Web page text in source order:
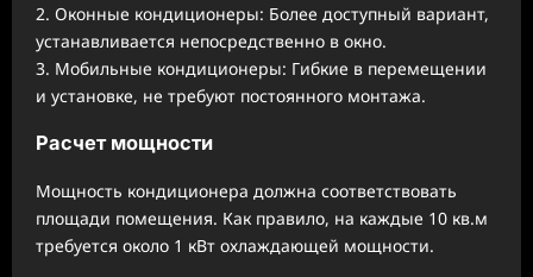
2. Оконные кондиционеры: Более доступный вариант,
устанавливается непосредственно в окно.
3. Мобильные кондиционеры: Гибкие в перемещении
и установке, не требуют постоянного монтажа.
Расчет мощности
Мощность кондиционера должна соответствовать
площади помещения. Как правило, на каждые 10 кв.м
требуется около 1 кВт охлаждающей мощности.